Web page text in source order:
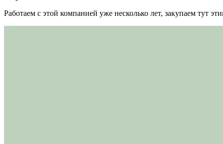
Работаем с этой компанией уже несколько лет, закупаем тут